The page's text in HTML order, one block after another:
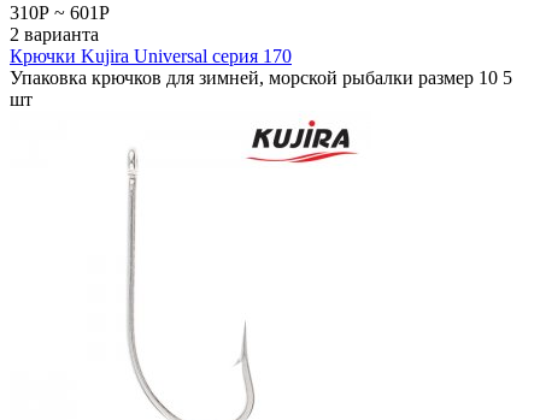
310Р ~ 601Р
2 варианта
Крючки Kujira Universal серия 170
Упаковка крючков для зимней, морской рыбалки размер 10 5
шт